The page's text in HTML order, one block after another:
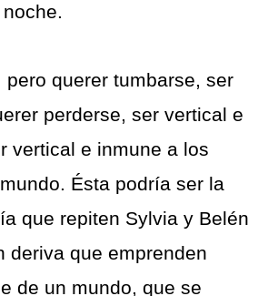
pero querer tumbarse, ser
perderse, ser vertical e
vertical e inmune a los
Ésta podría ser la
que repiten Sylvia y Belén
deriva que emprenden
de un mundo, que se